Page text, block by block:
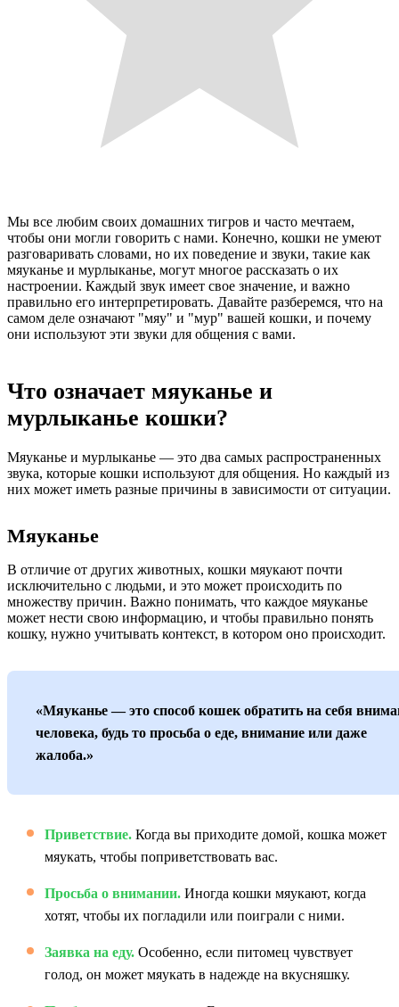
Мы все любим своих домашних тигров и часто мечтаем,
чтобы они могли говорить с нами. Конечно, кошки не умеют
разговаривать словами, но их поведение и звуки, такие как
мяуканье и мурлыканье, могут многое рассказать о их
настроении. Каждый звук имеет свое значение, и важно
правильно его интерпретировать. Давайте разберемся, что на
самом деле означают "мяу" и "мур" вашей кошки, и почему
они используют эти звуки для общения с вами.
Что означает мяуканье и
мурлыканье кошки?
Мяуканье и мурлыканье — это два самых распространенных
звука, которые кошки используют для общения. Но каждый из
них может иметь разные причины в зависимости от ситуации.
Мяуканье
В отличие от других животных, кошки мяукают почти
исключительно с людьми, и это может происходить по
множеству причин. Важно понимать, что каждое мяуканье
может нести свою информацию, и чтобы правильно понять
кошку, нужно учитывать контекст, в котором оно происходит.
«Мяуканье — это способ кошек обратить на себя
человека, будь то просьба о еде, внимание или даже
жалоба.»
Приветствие. Когда вы приходите домой, кошка может
мяукать, чтобы поприветствовать вас.
Просьба о внимании. Иногда кошки мяукают, когда
хотят, чтобы их погладили или поиграли с ними.
Заявка на еду. Особенно, если питомец чувствует
голод, он может мяукать в надежде на вкусняшку.